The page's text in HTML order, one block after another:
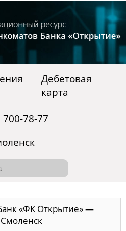
Дебетовая
карта
700-78-77
«ФК Открытие» —